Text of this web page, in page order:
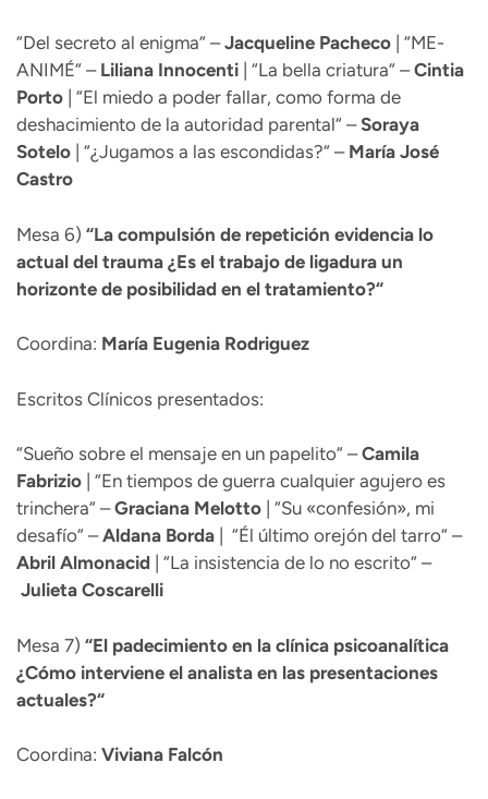
“Del secreto al enigma“ –Jacqueline Pacheco | “ME-
ANIMÉ“ – Liliana Innocenti | “La bella criatura“ –Cintia
Porto | “El miedo a poder fallar, como forma de
deshacimiento de la autoridad parental“ –Soraya
Sotelo | “¿Jugamos a las escondidas?“ – María José
Castro
Mesa 6) “La compulsión de repetición evidencia lo
actual del trauma ¿Es el trabajo de ligadura un
horizonte de posibilidad en el tratamiento?“
Coordina: María Eugenia Rodriguez
Escritos Clínicos presentados:
“Sueño sobre el mensaje en un papelito“ –Camila
Fabrizio | “En tiempos de guerra cualquier agujero es
trinchera“ –Graciana Melotto | “Su «confesión», mi
desafío“ –Aldana Borda
| “Él último orejón del tarro“ –
Abril Almonacid | “La insistencia de lo no escrito“ –
Julieta Coscarelli
Mesa 7) “El padecimiento en la clínica psicoanalítica
¿Cómo interviene el analista en las presentaciones
actuales?“
Coordina: Viviana Falcón